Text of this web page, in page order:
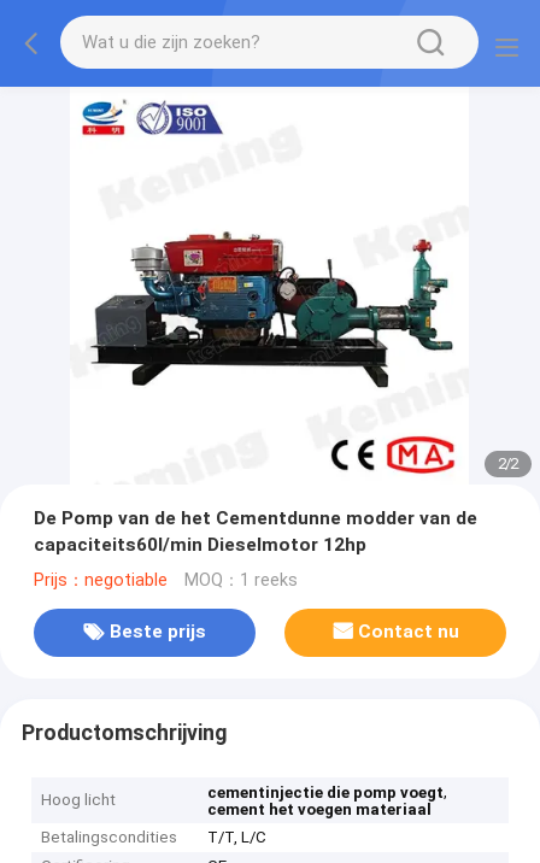
2/2
De Pomp van de het Cementdunne modder van de
capaciteits60l/min Dieselmotor 12hp
Prijs：negotiable MOQ：1 reeks
Beste prijs Contact nu
Productomschrijving
Hoog licht cementinjectie die pomp voegt,
cement het voegen materiaal
Betalingscondities
T/T, L/C